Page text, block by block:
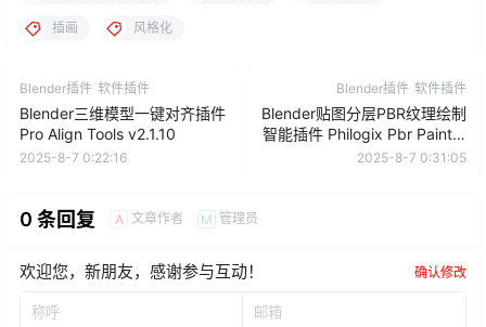
插画 风格化
Blender插件 软件插件
Blender三维模型一键对齐插件
Pro Align Tools v2.1.10
2025-8-7 0:22:16
Blender插件 软件插件
Blender贴图分层PBR纹理绘制
智能插件 Philogix Pbr Painter
V4.2.2附使用教程
2025-8-7 0:31:05
0 条回复 A 文章作者 M 管理员
欢迎您，新朋友，感谢参与互动！ 确认修改